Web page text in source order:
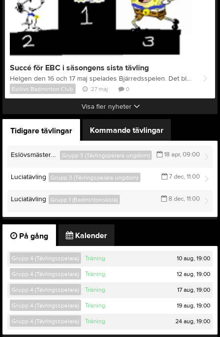
Succé för EBC i säsongens sista tävling
Helgen den 16 och 17 maj spelades Bjärredsspelen. Det blev succé för våra deltagare med inte midre än sex pallplatser, i HS U19 gjorde pågarna rent hus ock knep samtliga tre pallplatser. Framtiden ter sig ljus för klubben som jobbar stenhårt med att utveckla unga och lovande talanger. Hur gick det då undrar säkert många? Jo, så här; HS U19, 1:a Herman Ahlin, 2:a Nils Meerveld, 3:a Pontus Jönsson MD U19, 1:a Lovisa Andersson i par med Herman Ahlin DD U19, 2:a Rafal Saadallah i par med Lovisa Andersson HD U17, 1:a Anton Månsson i par med Ville Stjernfeldt, LUGI
Eslövs Badminton Club 27 maj 0
Visa fler nyheter
Tidigare tävlingar Kommande tävlingar
18 apr, 09:00
Grupp 3 (Tävlingspelare ungdom)
Eslövsmästerkap
7 dec, 11:00
Grupp 3 (Tävlingspelare ungdom)
Luciatävling
8 dec, 11:00
Grupp 1 (Badmintonskola)
Luciatävling
På gång Kalender
Grupp 4 (Tävlingsspelare) Träning 10 aug, 19:00
Grupp 4 (Tävlingsspelare) Träning 12 aug, 19:00
Grupp 4 (Tävlingsspelare) Träning 17 aug, 19:00
Grupp 4 (Tävlingsspelare) Träning 19 aug, 19:00
Grupp 4 (Tävlingsspelare) Träning 24 aug, 19:00